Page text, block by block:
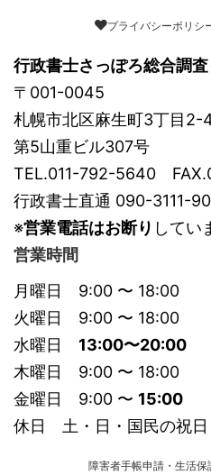
プライバシーポリシ
行政書士さっぽろ総合調査
〒001-0045
札幌市北区麻生町3丁目2-
第5山重ビル307号
TEL.011-792-5640
行政書士直通 090-3111-
※営業電話はお断り してい
営業時間
月曜日 9:00 〜 18:00
火曜日 9:00 〜 18:00
水曜日 13:00〜20:00
木曜日 9:00 〜 18:00
金曜日 9:00 〜 15:00
休日 土・日・国民の祝日
障害者手帳申請・生活